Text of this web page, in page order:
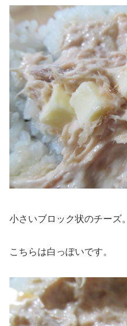
小さいブロック状のチーズ。
こちらは白っぽいです。